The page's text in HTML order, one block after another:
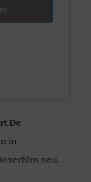
De
in
neu.